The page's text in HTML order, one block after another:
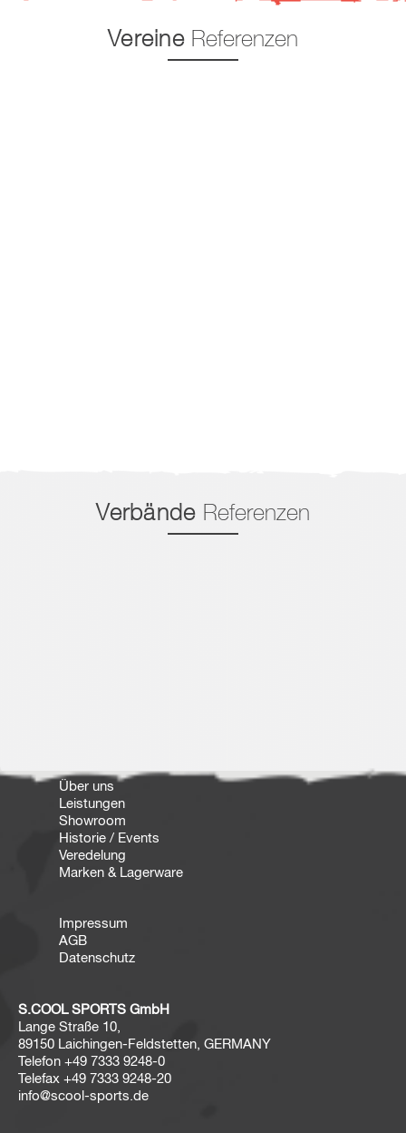
Vereine Referenzen
Verbände Referenzen
Über uns
Leistungen
Showroom
Historie / Events
Veredelung
Marken & Lagerware
Impressum
AGB
Datenschutz
S.COOL SPORTS GmbH
Lange Straße 10,
89150 Laichingen-Feldstetten, GERMANY
Telefon +49 7333 9248-0
Telefax +49 7333 9248-20
info@scool-sports.de